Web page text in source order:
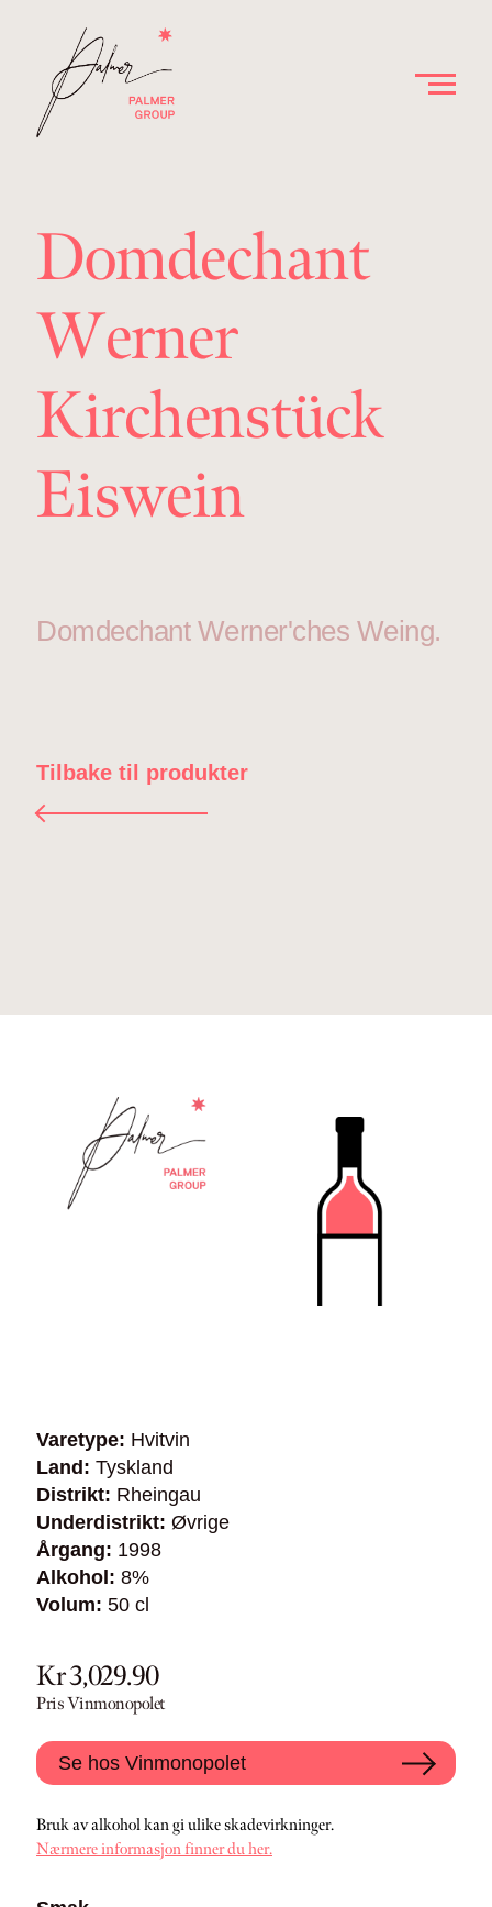
Domdechant
Werner
Kirchenstück
Eiswein
Domdechant Werner'ches Weing.
Tilbake til produkter
Varetype: Hvitvin
Land: Tyskland
Distrikt: Rheingau
Underdistrikt: Øvrige
Årgang: 1998
Alkohol: 8%
Volum: 50 cl
Kr 3,029.90
Pris Vinmonopolet
Se hos Vinmonopolet
Bruk av alkohol kan gi ulike skadevirkninger.
Nærmere informasjon finner du her.